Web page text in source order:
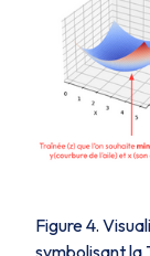
Figure 4.